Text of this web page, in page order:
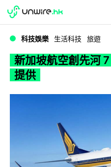
新加坡航空創先
WWDC 2026
科技娛樂 生活科技 旅遊
新加坡航空創先河
提供